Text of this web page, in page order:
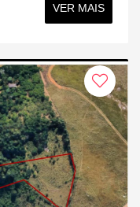
VER MAIS